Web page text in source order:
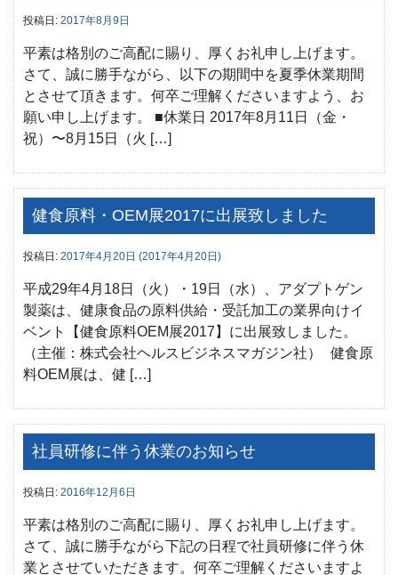
投稿日: 2017年8月9日
平素は格別のご高配に賜り、厚くお礼申し上げます。
さて、誠に勝手ながら、以下の期間中を夏季休業期間
とさせて頂きます。何卒ご理解くださいますよう、お
願い申し上げます。 ■休業日 2017年8月11日（金・
祝）〜8月15日（火 […]
健食原料・OEM展2017に出展致しました
投稿日: 2017年4月20日 (2017年4月20日)
平成29年4月18日（火）・19日（水）、アダプトゲン
製薬は、健康食品の原料供給・受託加工の業界向けイ
ベント【健食原料OEM展2017】に出展致しました。
（主催：株式会社ヘルスビジネスマガジン社） 健食原
料OEM展は、健 […]
社員研修に伴う休業のお知らせ
投稿日: 2016年12月6日
平素は格別のご高配に賜り、厚くお礼申し上げます。
さて、誠に勝手ながら下記の日程で社員研修に伴う休
業とさせていただきます。何卒ご理解くださいますよ